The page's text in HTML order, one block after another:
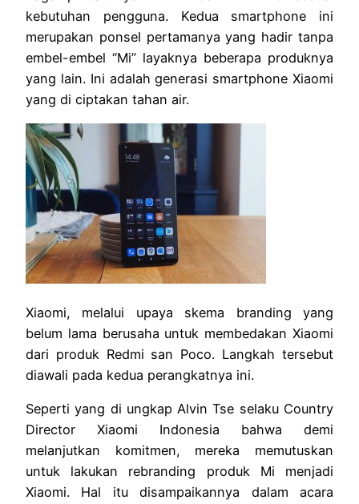
kebutuhan pengguna. Kedua smartphone ini
merupakan ponsel pertamanya yang hadir tanpa
embel-embel “Mi” layaknya beberapa produknya
yang lain. Ini adalah generasi smartphone Xiaomi
yang di ciptakan tahan air.
Xiaomi, melalui upaya skema branding yang
belum lama berusaha untuk membedakan Xiaomi
dari produk Redmi san Poco. Langkah tersebut
diawali pada kedua perangkatnya ini.
Seperti yang di ungkap Alvin Tse selaku Country
Director Xiaomi Indonesia bahwa demi
melanjutkan komitmen, mereka memutuskan
untuk lakukan rebranding produk Mi menjadi
Xiaomi. Hal itu disampaikannya dalam acara